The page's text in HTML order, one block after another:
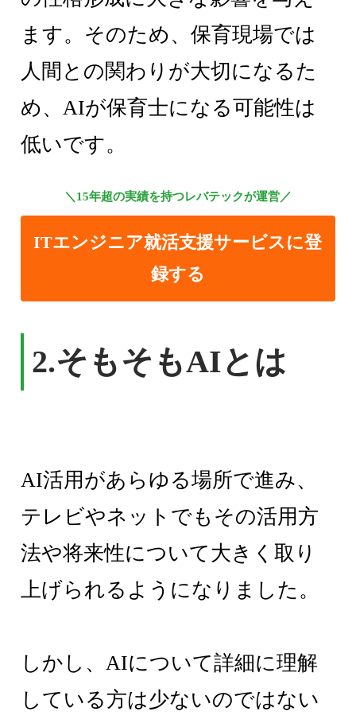
ます。そのため、保育現場では
人間との関わりが大切になるた
め、AIが保育士になる可能性は
低いです。
＼15年超の実績を持つレバテックが運営／
ITエンジニア就活支援サービスに登
録する
2.そもそもAIとは
AI活用があらゆる場所で進み、
テレビやネットでもその活用方
法や将来性について大きく取り
上げられるようになりました。
しかし、AIについて詳細に理解
している方は少ないのではない